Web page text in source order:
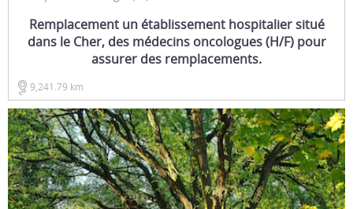
Remplacement un établissement hospitalier situé
dans le Cher, des médecins oncologues (H/F) pour
assurer des remplacements.
9,241.79 km